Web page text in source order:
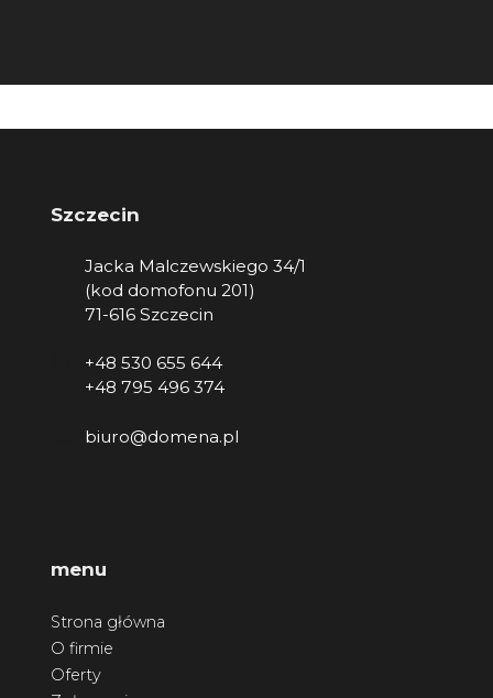
Szczecin
Jacka Malczewskiego 34/1
(kod domofonu 201)
71-616 Szczecin
+48 530 655 644
+48 795 496 374
biuro@domena.pl
menu
Strona główna
O firmie
Oferty